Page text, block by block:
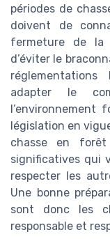
périodes de
doivent de
fermeture de la
d’éviter le
adapter le
l’environnement
législation en
chasse en forêt
significatives qui
respecter les
Une bonne
sont donc les
responsable et